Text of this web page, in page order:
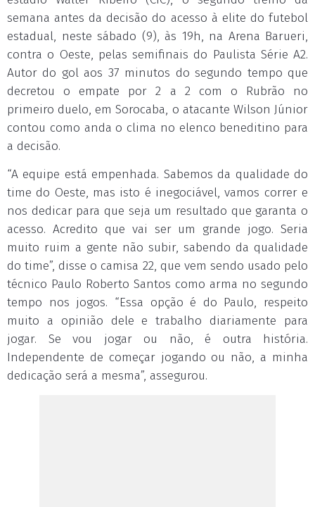
semana antes da decisão do acesso à elite do futebol
estadual, neste sábado (9), às 19h, na Arena Barueri,
contra o Oeste, pelas semifinais do Paulista Série A2.
Autor do gol aos 37 minutos do segundo tempo que
decretou o empate por 2 a 2 com o Rubrão no
primeiro duelo, em Sorocaba, o atacante Wilson Júnior
contou como anda o clima no elenco beneditino para
a decisão.
“A equipe está empenhada. Sabemos da qualidade do
time do Oeste, mas isto é inegociável, vamos correr e
nos dedicar para que seja um resultado que garanta o
acesso. Acredito que vai ser um grande jogo. Seria
muito ruim a gente não subir, sabendo da qualidade
do time”, disse o camisa 22, que vem sendo usado pelo
técnico Paulo Roberto Santos como arma no segundo
tempo nos jogos. “Essa opção é do Paulo, respeito
muito a opinião dele e trabalho diariamente para
jogar. Se vou jogar ou não, é outra história.
Independente de começar jogando ou não, a minha
dedicação será a mesma”, assegurou.